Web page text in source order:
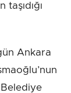
taşıdığı
Ankara